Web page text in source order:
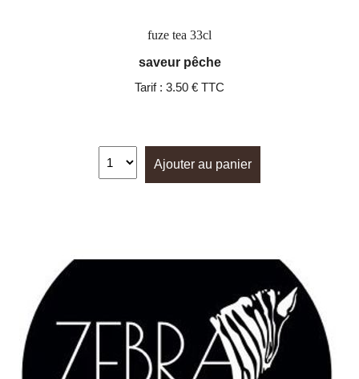
fuze tea 33cl
saveur pêche
Tarif : 3.50 € TTC
Ajouter au panier